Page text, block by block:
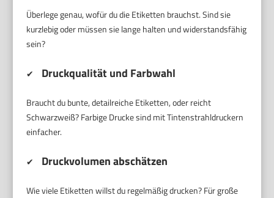
Überlege genau, wofür du die Etiketten brauchst. Sind sie
kurzlebig oder müssen sie lange halten und widerstandsfähig
sein?
✔ Druckqualität und Farbwahl
Braucht du bunte, detailreiche Etiketten, oder reicht
Schwarzweiß? Farbige Drucke sind mit Tintenstrahldruckern
einfacher.
✔ Druckvolumen abschätzen
Wie viele Etiketten willst du regelmäßig drucken? Für große